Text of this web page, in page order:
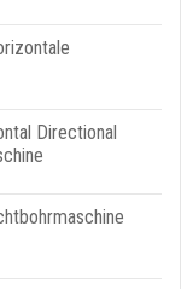
Directional